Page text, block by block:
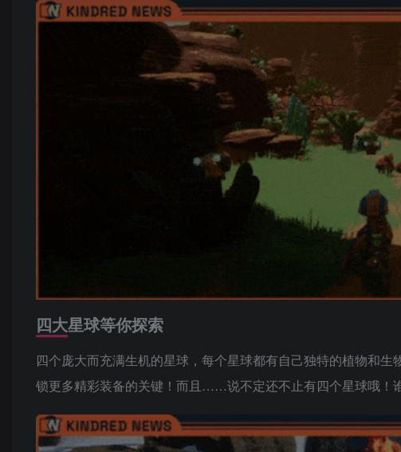
四大星球等你探索
四个庞大而充满生机的星球，每个星球都有自己独特的植物和
锁更多精彩装备的关键！而且……说不定还不止有四个星球哦！